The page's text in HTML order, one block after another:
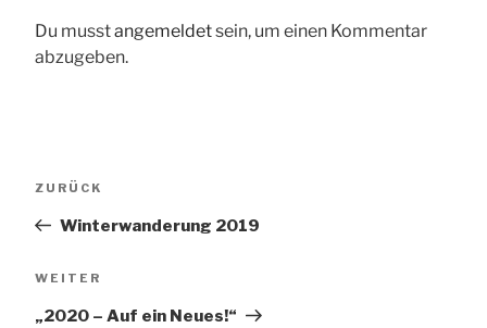
Du musstangemeldetsein, um einen Kommentar
abzugeben.
Vorheriger
ZURÜCK
Winterwanderung 2019
Nächster
WEITER
„2020 – Auf ein Neues!“